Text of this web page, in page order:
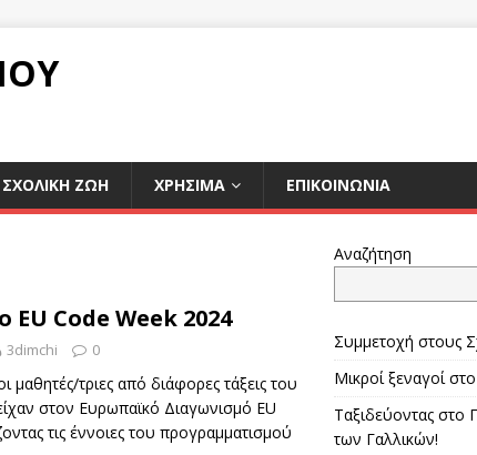
ΣΧΟΛΙΚΉ ΖΩΉ ΧΡΉΣΙΜΑ ΕΠΙΚΟΙΝΩΝΊΑ
Code Week 2024
3dimchi 0
μαθητές/τριες από διάφορες τάξεις του
στον Ευρωπαϊκό Διαγωνισμό EU
τις έννοιες του προγραμματισμού
Αναζήτηση
Συμμετοχή στους
Μικροί ξεναγοί
Ταξιδεύοντας στο
των Γαλλικών!